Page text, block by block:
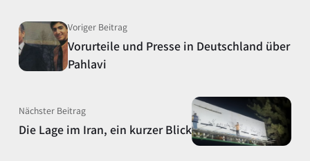
Voriger Beitrag
Vorurteile und Presse in Deutschland über
Pahlavi
Nächster Beitrag
Die Lage im Iran, ein kurzer Blick